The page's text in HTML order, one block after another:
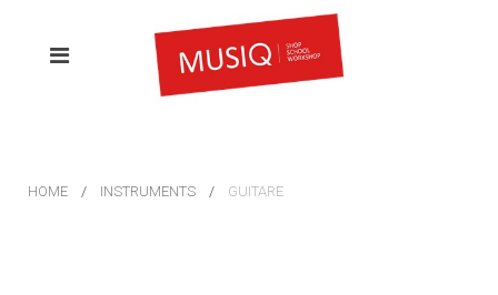
HOME INSTRUMENTS GUITARE